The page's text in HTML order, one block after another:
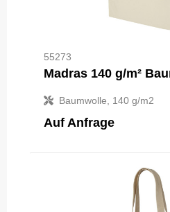
55273
Baumwolle, 140 g/m2
Auf Anfrage